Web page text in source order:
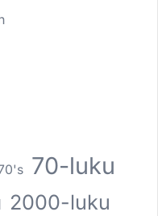
70-luku
2000-luku